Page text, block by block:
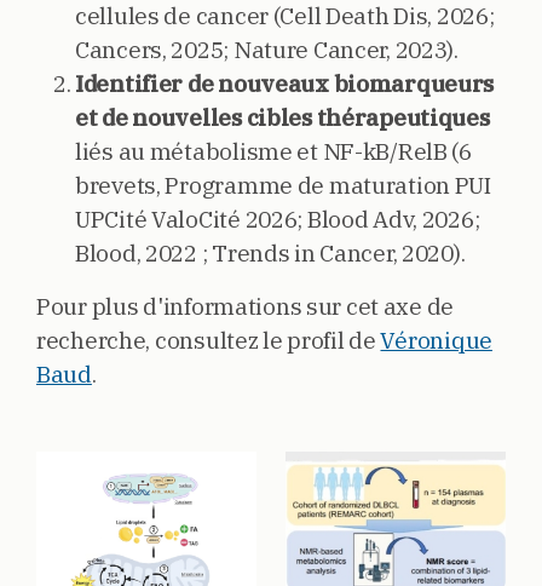
cellules de cancer (Cell Death Dis, 2026;
Cancers, 2025; Nature Cancer, 2023).
Identifier de nouveaux biomarqueurs
et de nouvelles cibles thérapeutiques
liés au métabolisme et NF-kB/RelB (6
brevets, Programme de maturation PUI
UPCité ValoCité 2026; Blood Adv, 2026;
Blood, 2022 ; Trends in Cancer, 2020).
Pour plus d'informations sur cet axe de
recherche, consultez le profil deVéronique
Baud.